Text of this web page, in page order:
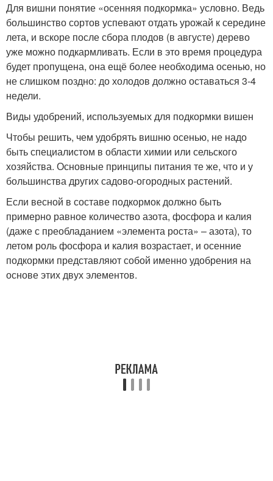
Для вишни понятие «осенняя подкормка» условно. Ведь
большинство сортов успевают отдать урожай к середине
лета, и вскоре после сбора плодов (в августе) дерево
уже можно подкармливать. Если в это время процедура
будет пропущена, она ещё более необходима осенью, но
не слишком поздно: до холодов должно оставаться 3-4
недели.
Виды удобрений, используемых для подкормки вишен
Чтобы решить, чем удобрять вишню осенью, не надо
быть специалистом в области химии или сельского
хозяйства. Основные принципы питания те же, что и у
большинства других садово-огородных растений.
Если весной в составе подкормок должно быть
примерно равное количество азота, фосфора и калия
(даже с преобладанием «элемента роста» – азота), то
летом роль фосфора и калия возрастает, и осенние
подкормки представляют собой именно удобрения на
основе этих двух элементов.